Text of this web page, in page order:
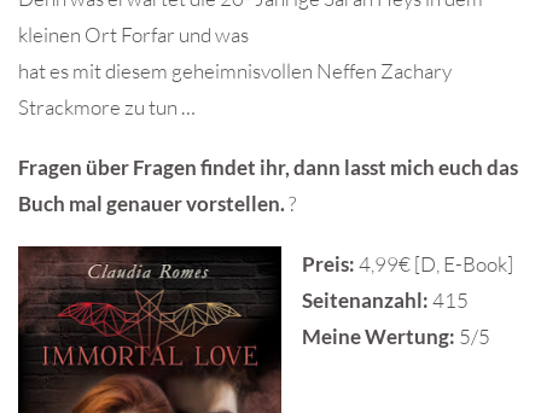
kleinen Ort Forfar und was
hat es mit diesem geheimnisvollen Neffen Zachary
Strackmore zu tun …
Fragen über Fragen findet ihr, dann lasst mich euch das
Buch mal genauer vorstellen.?
Preis:4,99€ [D, E-Book]
Seitenanzahl:415
Meine Wertung: 5/5